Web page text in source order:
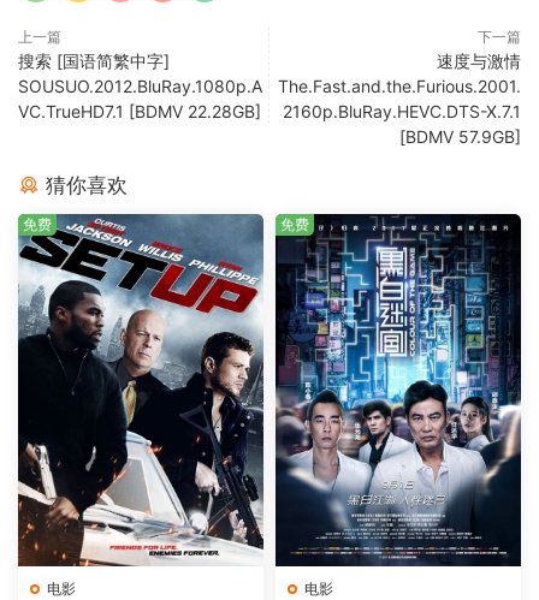
上一篇
搜索 [国语简繁中字]
SOUSUO.2012.BluRay.1080p.A
VC.TrueHD7.1 [BDMV 22.28GB]
下一篇
速度与激情
The.Fast.and.the.Furious.2001.
2160p.BluRay.HEVC.DTS-X.7.1
[BDMV 57.9GB]
猜你喜欢
电影
免费
电影
免费